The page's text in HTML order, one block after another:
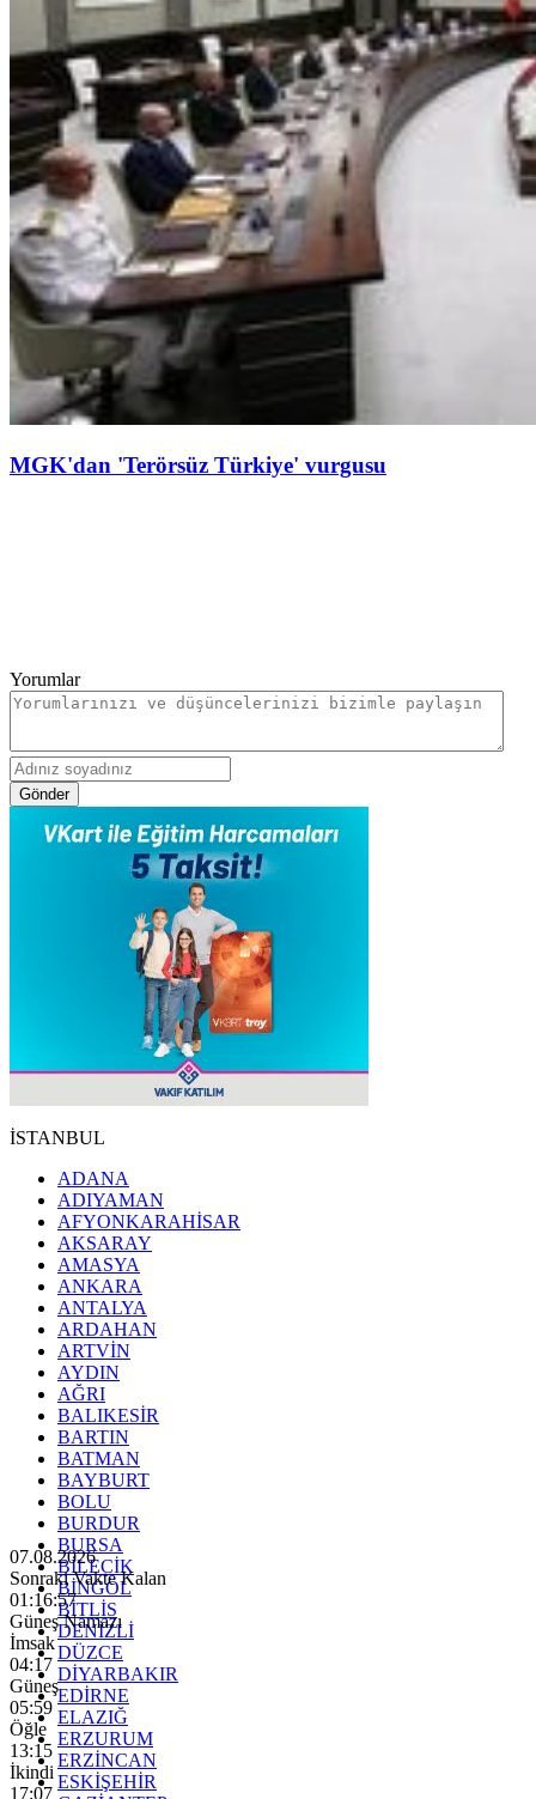
MGK'dan 'Terörsüz Türkiye' vurgusu
Yorumlar
Gönder
İSTANBUL
ADANA
ADIYAMAN
AFYONKARAHİSAR
AKSARAY
AMASYA
ANKARA
ANTALYA
ARDAHAN
ARTVİN
AYDIN
AĞRI
BALIKESİR
BARTIN
BATMAN
BAYBURT
BOLU
BURDUR
BURSA
BİLECİK
BİNGÖL
BİTLİS
DENİZLİ
DÜZCE
DİYARBAKIR
EDİRNE
ELAZIĞ
ERZURUM
ERZİNCAN
ESKİŞEHİR
07.08.2026
Sonraki Vakte Kalan
01:16:56
Güneş Namazı
İmsak
04:17
Güneş
05:59
Öğle
13:15
İkindi
17:07